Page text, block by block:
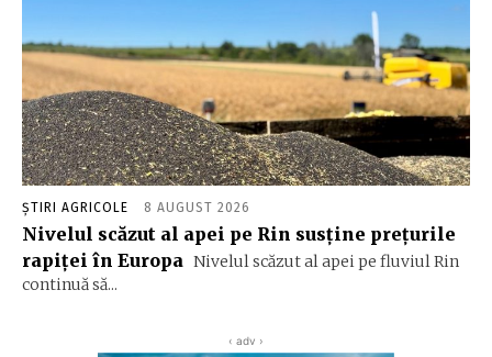
ȘTIRI AGRICOLE 8 AUGUST 2026
Nivelul scăzut al apei pe Rin susține prețurile
rapiței în Europa Nivelul scăzut al apei pe fluviul Rin
continuă să...
‹ adv ›